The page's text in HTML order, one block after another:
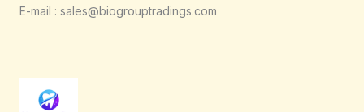
E-mail : sales@biogrouptradings.com